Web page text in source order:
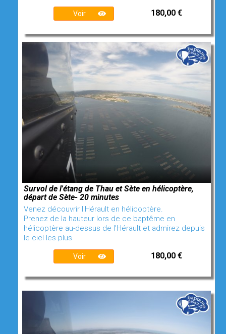
Voir 180,00 €
Survol de l'étang de Thau et Sète en hélicoptère,
départ de Sète- 20 minutes
Venez découvrir l'Hérault en hélicoptère.
Prenez de la hauteur lors de ce baptême en
hélicoptère au-dessus de l’Hérault et admirez depuis
le ciel les plus
Voir 180,00 €